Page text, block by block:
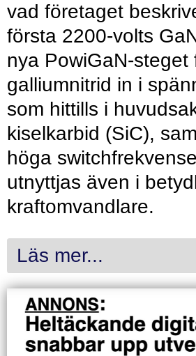
vad företaget
första 2200-volts
nya PowiGaN-steget
galliumnitrid in i
som hittills i
kiselkarbid (SiC),
höga
utnyttjas även i
kraftomvandlare.
Läs mer...